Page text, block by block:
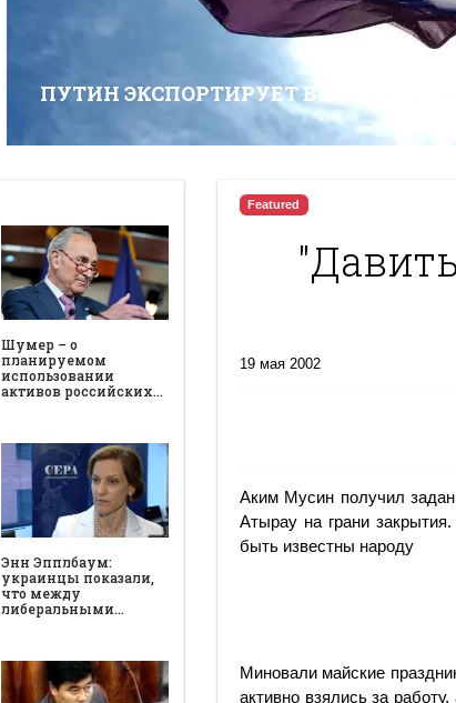
ПУТИН ЭКСПОРТИРУЕТ В КАЗАХСТАН
Шумер – о
планируемом
использовании
активов российских…
Энн Эпплбаум:
украинцы показали,
что между
либеральными…
Featured
19 мая 2002
Аким Мусин получил
Атырау на грани
быть известны народу
Миновали майские
активно взялись за